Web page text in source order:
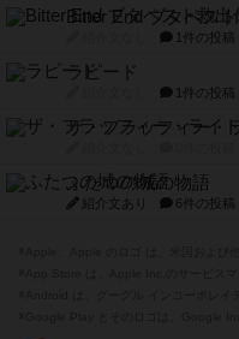
Bitter End ブタペス
1件の投稿
ラピード
1件の投稿
ザ・フラッフィー・
ふたつの城の物語
紹介文あり 6件の投稿